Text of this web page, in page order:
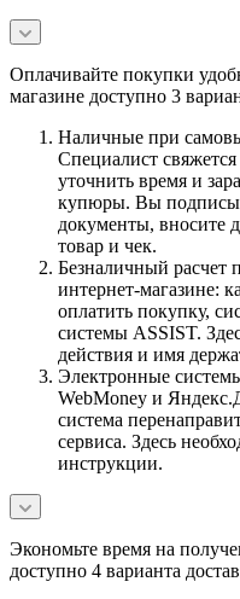
Оплачивайте покупки
магазине доступно 3
Наличные при
Специалист
уточнить время и
купюры. Вы
документы, вносите
товар и чек.
Безналичный расчет
интернет-магазине:
оплатить покупку,
системы ASSIST.
действия и имя
Электронные
WebMoney и
система
сервиса. Здесь
инструкции.
Экономьте время на
доступно 4 варианта